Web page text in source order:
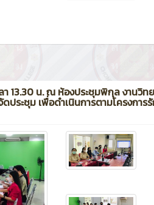
า 13.30 น. ณ ห้องประชุมพิกุล งานวิทย
ประชุม เพื่อดำเนินการตามโครงการ